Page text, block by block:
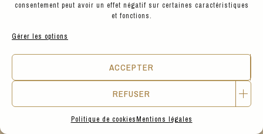
consentement peut avoir un effet négatif sur certaines caractéristiques
et fonctions.
Gérer les options
ACCEPTER
REFUSER
Politique de cookiesMentions légales